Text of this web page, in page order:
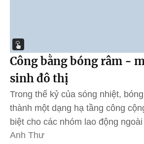
Công bằng bóng râm -
sinh đô thị
Trong thế kỷ của sóng nhiệt,
thành một dạng hạ tầng công
biệt cho các nhóm lao động
Anh Thư